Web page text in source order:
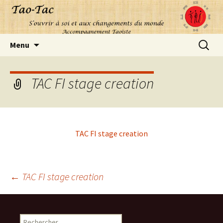
Menu
TAC FI stage creation
TAC FI stage creation
Navigation
des
← TAC FI stage creation
Rechercher :